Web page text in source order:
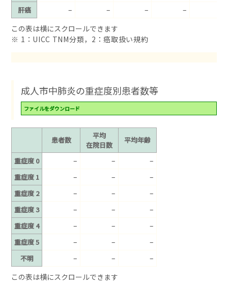
肝癌 – – – –
※ 1：UICC TNM分類，2：癌取扱い規約
成人市中肺炎の重症度別患者数等
ファイルをダウンロード
患者数
平均
在院日数
平均年齢
重症度 0 – – –
重症度 1 – – –
重症度 2 – – –
重症度 3 – – –
重症度 4 – – –
重症度 5 – – –
不明 – – –